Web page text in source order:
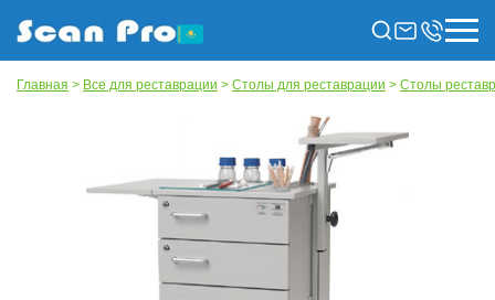
Главная > Все для реставрации > Столы для реставрации > Столы